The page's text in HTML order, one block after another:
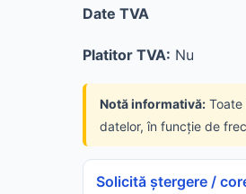
Date TVA
Platitor TVA: Nu
Notă informativă: Toate
datelor, în funcție de
Solicită ștergere /